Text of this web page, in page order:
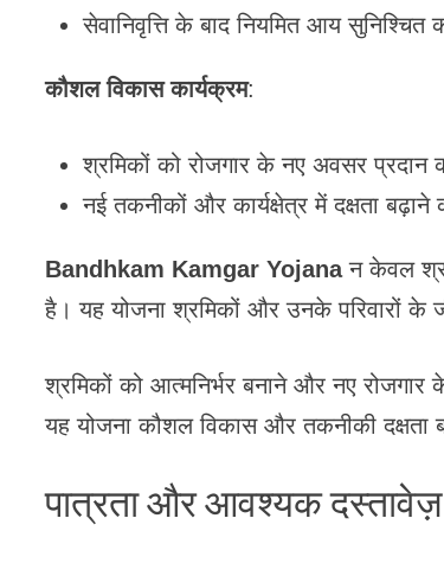
सेवानिवृत्ति के बाद नियमित आय सुनिश्चित
कौशल विकास कार्यक्रम:
श्रमिकों को रोजगार के नए अवसर प्रदान
नई तकनीकों और कार्यक्षेत्र में दक्षता बढ़ाने
Bandhkam Kamgar Yojanaन केवल
है। यह योजना श्रमिकों और उनके परिवारों के
श्रमिकों को आत्मनिर्भर बनाने और नए
यह योजना कौशल विकास और तकनीकी दक्षता
पात्रता और आवश्यक दस्तावेज़